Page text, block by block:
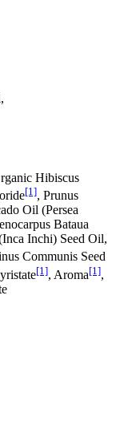
Hibiscus
[1], Prunus
Oil (Persea
Bataua
Inchi) Seed Oil,
Communis Seed
[1], Aroma[1],